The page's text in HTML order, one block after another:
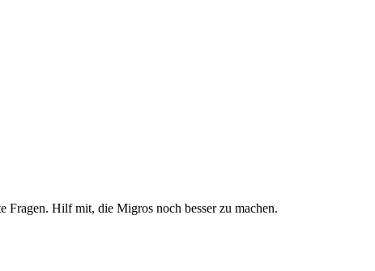
Fragen. Hilf mit, die Migros noch besser zu machen.